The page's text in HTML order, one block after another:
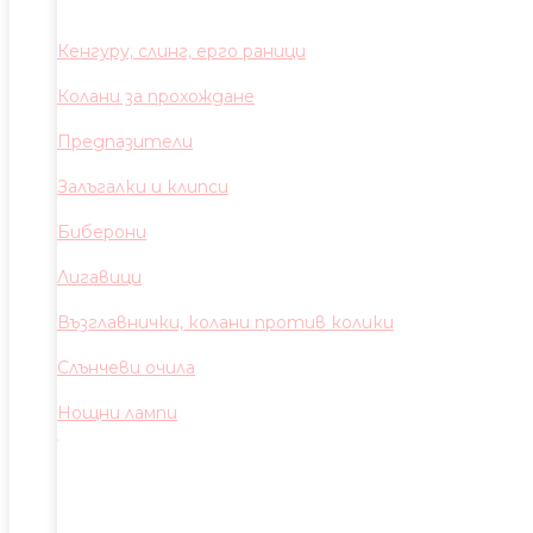
Кенгуру, слинг, ерго раници
Колани за прохождане
Предпазители
Залъгалки и клипси
Биберони
Лигавици
Възглавнички, колани против колики
Слънчеви очила
Нощни лампи